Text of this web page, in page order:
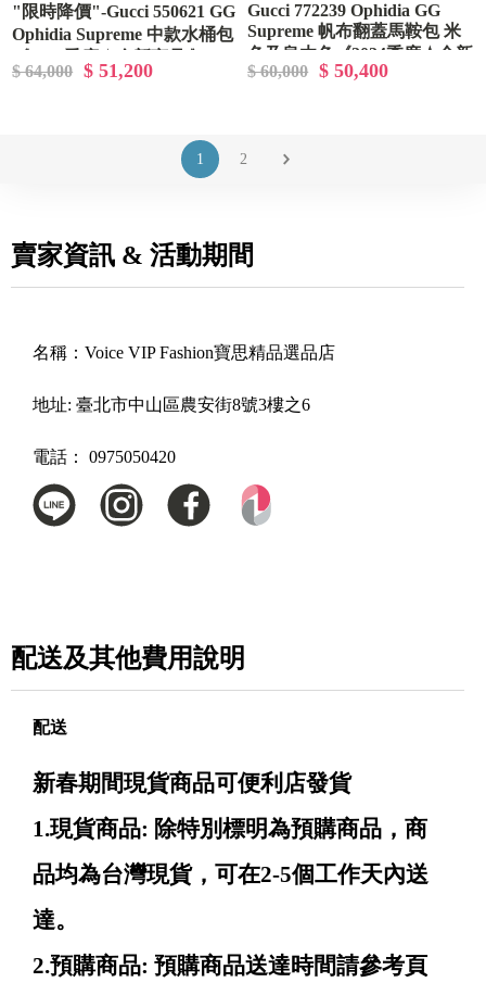
"限時降價"-Gucci 550621 GG
Ophidia Supreme 中款水桶包
$ 64,000 $ 51,200
Gucci 772239 Ophidia GG
Supreme 帆布翻蓋馬鞍包 米
色及烏木色《2024季度★全新
商品 》
$ 60,000 $ 50,400
1 2
賣家資訊 & 活動期間
名稱： Voice VIP Fashion寶思精品選品店
地址: 臺北市中山區農安街8號3樓之6
電話： 0975050420
配送及其他費用說明
配送
新春期間現貨商品可便利店發貨
1.現貨商品: 除特別標明為預購商品，商
品均為台灣現貨，可在2-5個工作天內送
達。
2.預購商品: 預購商品送達時間請參考頁